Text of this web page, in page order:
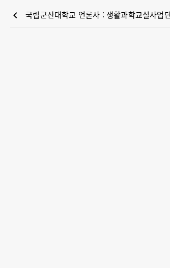
chevron_left 국립군산대학교 언론사 : 생활과학교실사업